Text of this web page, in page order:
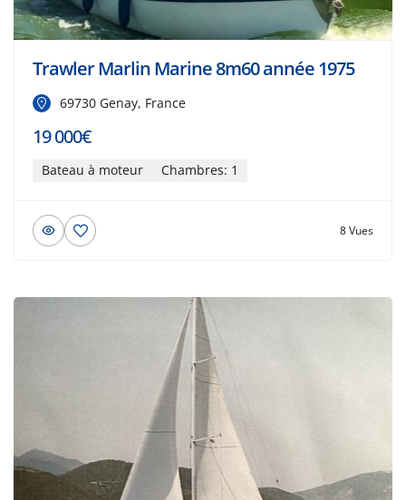
Trawler Marlin Marine 8m60 année 1975
69730 Genay, France
19 000€
Bateau à moteur Chambres: 1
8 Vues